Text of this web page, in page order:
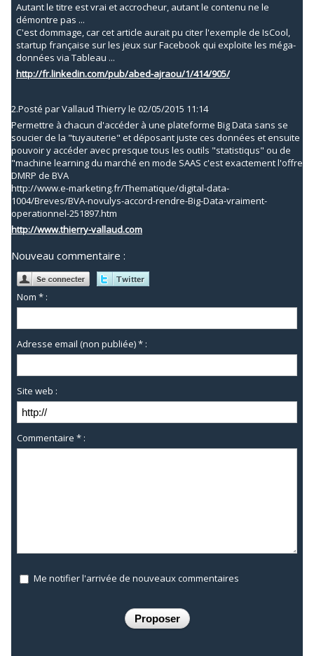
Autant le titre est vrai et accrocheur, autant le contenu ne le
démontre pas ...
C'est dommage, car cet article aurait pu citer l'exemple de IsCool,
startup française sur les jeux sur Facebook qui exploite les méga-
données via Tableau ...
http://fr.linkedin.com/pub/abed-ajraou/1/414/905/
2.Posté parVallaud Thierryle 02/05/2015 11:14
Permettre à chacun d'accéder à une plateforme Big Data sans se
soucier de la "tuyauterie" et déposant juste ces données et ensuite
pouvoir y accéder avec presque tous les outils "statistiqus" ou de
"machine learning du marché en mode SAAS c'est exactement l'offre
DMRP de BVA
http://www.e-marketing.fr/Thematique/digital-data-
1004/Breves/BVA-novulys-accord-rendre-Big-Data-vraiment-
operationnel-251897.htm
http://www.thierry-vallaud.com
Nouveau commentaire :
Nom * :
Adresse email (non publiée) * :
Site web :
Commentaire * :
Me notifier l'arrivée de nouveaux commentaires